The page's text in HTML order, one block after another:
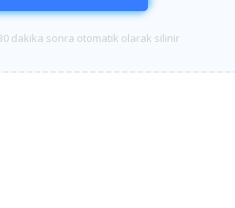
dakika sonra otomatik olarak silinir